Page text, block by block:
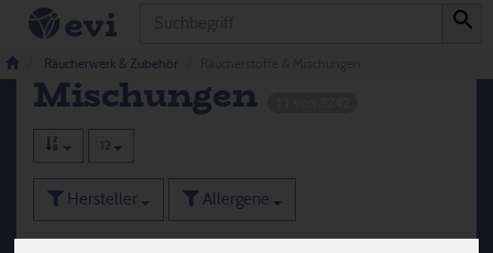
Räucherwerk & Zubehör
Räucherstoffe &
Mischungen
12
Hersteller Allergene